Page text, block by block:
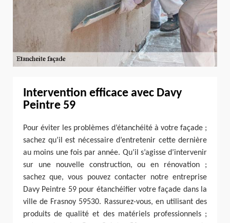
Intervention efficace avec Davy
Peintre 59
Pour éviter les problèmes d’étanchéité à votre façade ;
sachez qu’il est nécessaire d’entretenir cette dernière
au moins une fois par année. Qu’il s’agisse d’intervenir
sur une nouvelle construction, ou en rénovation ;
sachez que, vous pouvez contacter notre entreprise
Davy Peintre 59 pour étanchéifier votre façade dans la
ville de Frasnoy 59530. Rassurez-vous, en utilisant des
produits de qualité et des matériels professionnels ;